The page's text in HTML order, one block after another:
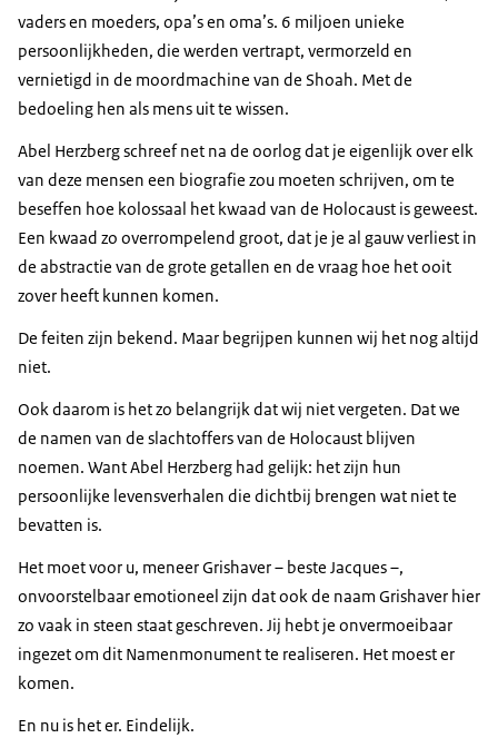
vaders en moeders, opa’s en oma’s. 6 miljoen unieke
persoonlijkheden, die werden vertrapt, vermorzeld en
vernietigd in de moordmachine van de Shoah. Met de
bedoeling hen als mens uit te wissen.
Abel Herzberg schreef net na de oorlog dat je eigenlijk over elk
van deze mensen een biografie zou moeten schrijven, om te
beseffen hoe kolossaal het kwaad van de Holocaust is geweest.
Een kwaad zo overrompelend groot, dat je je al gauw verliest in
de abstractie van de grote getallen en de vraag hoe het ooit
zover heeft kunnen komen.
De feiten zijn bekend. Maar begrijpen kunnen wij het nog altijd
niet.
Ook daarom is het zo belangrijk dat wij niet vergeten. Dat we
de namen van de slachtoffers van de Holocaust blijven
noemen. Want Abel Herzberg had gelijk: het zijn hun
persoonlijke levensverhalen die dichtbij brengen wat niet te
bevatten is.
Het moet voor u, meneer Grishaver – beste Jacques –,
onvoorstelbaar emotioneel zijn dat ook de naam Grishaver hier
zo vaak in steen staat geschreven. Jij hebt je onvermoeibaar
ingezet om dit Namenmonument te realiseren. Het moest er
komen.
En nu is het er. Eindelijk.